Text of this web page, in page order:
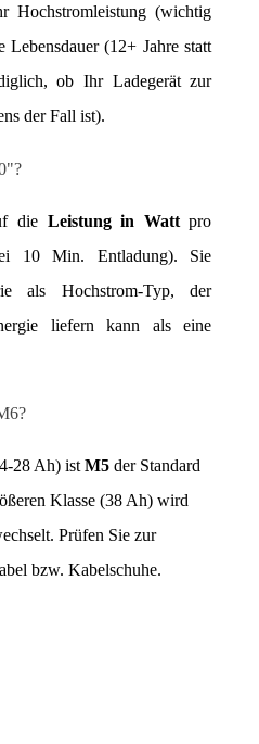
Hochstromleistung (wichtig
(12+ Jahre statt
ob Ihr Ladegerät zur
der Fall ist).
die Leistung in Watt pro
10 Min. Entladung). Sie
als Hochstrom-Typ, der
liefern kann als eine
28 Ah) ist M5 der Standard
Klasse (38 Ah) wird
Prüfen Sie zur
bzw. Kabelschuhe.